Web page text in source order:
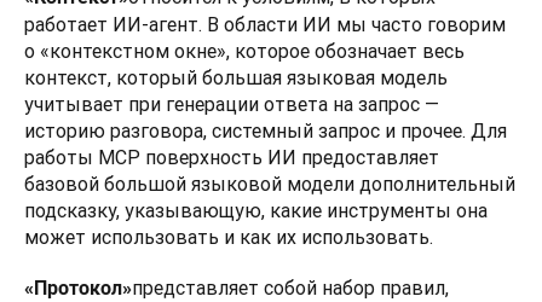
работает ИИ-агент. В области ИИ мы часто говорим
о «контекстном окне», которое обозначает весь
контекст, который большая языковая модель
учитывает при генерации ответа на запрос —
историю разговора, системный запрос и прочее. Для
работы MCP поверхность ИИ предоставляет
базовой большой языковой модели дополнительный
подсказку, указывающую, какие инструменты она
может использовать и как их использовать.
«Протокол»представляет собой набор правил,